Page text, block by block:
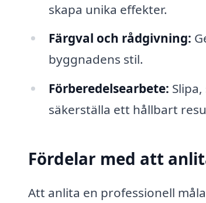
skapa unika effekter.
Färgval och rådgivning:
byggnadens stil.
Förberedelsearbete:
säkerställa ett hållbart
Fördelar med att
Att anlita en professionell